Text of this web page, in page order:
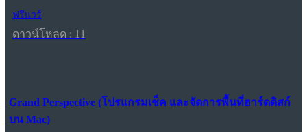
ฟรีแวร์
ดาวน์โหลด : 11
Grand Perspective (โปรแกรมเช็ค และจัดการพื้นที่ฮาร์ดดิสก์
บน Mac)